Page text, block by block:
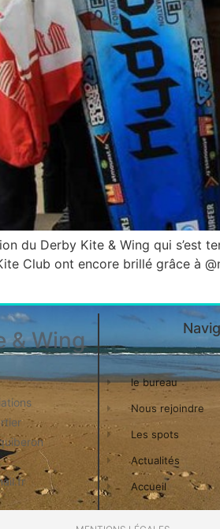
du Derby Kite & Wing qui s’est
Club ont encore brillé grâce à
& Wing
le bureau
Nous rejoindre
Les spots
Actualités
Accueil